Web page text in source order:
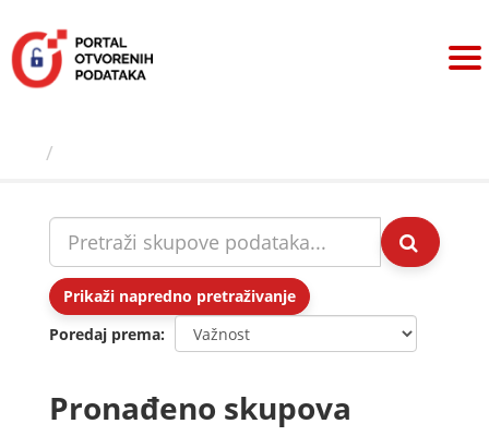
sadržaj
Prikaži napredno pretraživanje
Poredaj prema
Pronađeno skupova